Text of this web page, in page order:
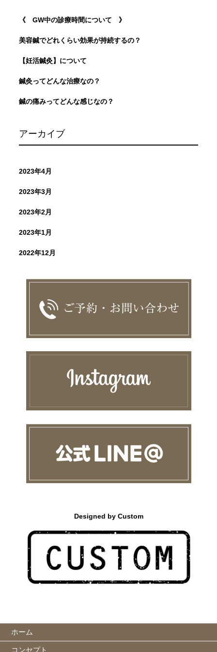
《 GW中の診療時間について 》
美容鍼でどれくらい効果が持続するの？
【妊活鍼灸】について
鍼灸ってどんな治療なの？
鍼の痛みってどんな感じなの？
アーカイブ
2023年4月
2023年3月
2023年2月
2023年1月
2022年12月
Designed by Custom
ホーム
コンセプト